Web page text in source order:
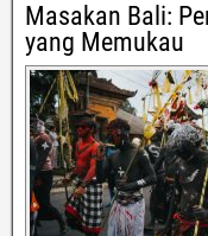
Masakan Bali:
yang Memukau